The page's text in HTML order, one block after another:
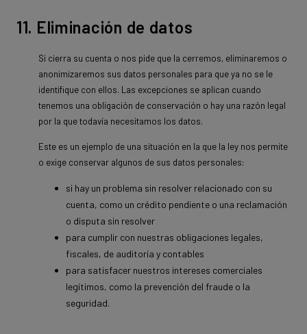
11. Eliminación de datos
Si cierra su cuenta o nos pide que la cerremos, eliminaremos o
anonimizaremos sus datos personales para que ya no se le
identifique con ellos. Las excepciones se aplican cuando
tenemos una obligación de conservación o hay una razón legal
por la que todavía necesitamos los datos.
Este es un ejemplo de una situación en la que la ley nos permite
o exige conservar algunos de sus datos personales:
si hay un problema sin resolver relacionado con su
cuenta, como un crédito pendiente o una reclamación
o disputa sin resolver
para cumplir con nuestras obligaciones legales,
fiscales, de auditoría y contables
para satisfacer nuestros intereses comerciales
legítimos, como la prevención del fraude o la
seguridad.